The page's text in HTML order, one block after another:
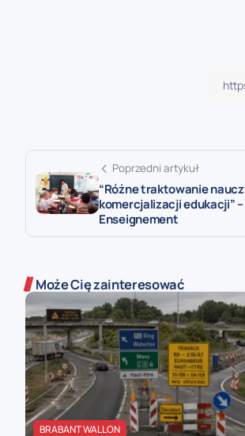
Poprzedni artykuł
“Różne traktowanie
komercjalizacji edukacji”
Enseignement
Może Cię zainteresować
BRABANT WALLON